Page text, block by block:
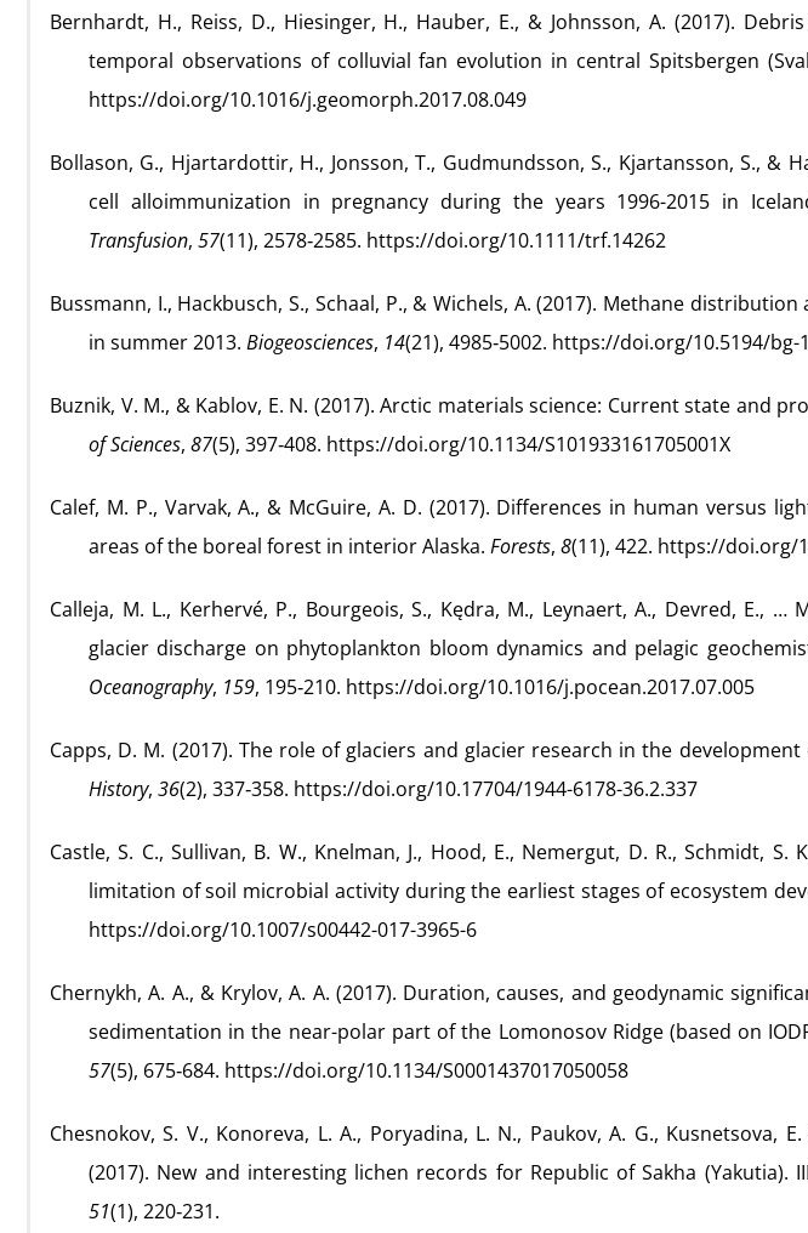
Bernhardt, H., Reiss, D., Hiesinger, H., Hauber, E., & Johnsson, A. (2017).
temporal observations of colluvial fan evolution in central Spitsbergen
https://doi.org/10.1016/j.geomorph.2017.08.049
Bollason, G., Hjartardottir, H., Jonsson, T., Gudmundsson, S., Kjartansson, S., &
cell alloimmunization in pregnancy during the years 1996-2015 in
Transfusion, 57(11), 2578‑2585. https://doi.org/10.1111/trf.14262
Bussmann, I., Hackbusch, S., Schaal, P., & Wichels, A. (2017). Methane
in summer 2013. Biogeosciences, 14(21), 4985‑5002. https://doi.org/10.5194/bg-
Buznik, V. M., & Kablov, E. N. (2017). Arctic materials science: Current state and
of Sciences, 87(5), 397‑408. https://doi.org/10.1134/S101933161705001X
Calef, M. P., Varvak, A., & McGuire, A. D. (2017). Differences in human versus
areas of the boreal forest in interior Alaska. Forests, 8(11), 422. https://doi.org/
Calleja, M. L., Kerhervé, P., Bourgeois, S., Kędra, M., Leynaert, A., Devred, E., …
glacier discharge on phytoplankton bloom dynamics and pelagic
Oceanography, 159, 195‑210. https://doi.org/10.1016/j.pocean.2017.07.005
Capps, D. M. (2017). The role of glaciers and glacier research in the
History, 36(2), 337‑358. https://doi.org/10.17704/1944-6178-36.2.337
Castle, S. C., Sullivan, B. W., Knelman, J., Hood, E., Nemergut, D. R., Schmidt, S.
limitation of soil microbial activity during the earliest stages of ecosystem
https://doi.org/10.1007/s00442-017-3965-6
Chernykh, A. A., & Krylov, A. A. (2017). Duration, causes, and geodynamic
sedimentation in the near-polar part of the Lomonosov Ridge (based on
57(5), 675‑684. https://doi.org/10.1134/S0001437017050058
Chesnokov, S. V., Konoreva, L. A., Poryadina, L. N., Paukov, A. G., Kusnetsova,
(2017). New and interesting lichen records for Republic of Sakha (Yakutia).
51(1), 220‑231.